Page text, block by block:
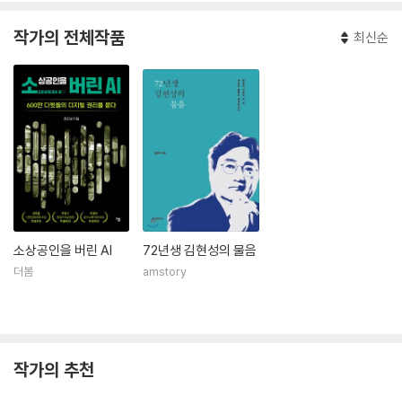
보단 부대변인, 사회혁신&사회적 경제 위원회 부위원장을 맡았고, 문재인
정부 탄생 이후 그 노고가 인정되어 추미애 당대표로부터 표창장을 받기도
했다. 현재 민주연구원 부원장이자 디지털사회혁신연구소 소장으로 활동
하며 디지털 기술 변화가 공공 문제 해결에 기여할 수 있는 솔루션을 발굴
하고 확산시키고 있다.
또한 당정청의 ‘호위어(語)사’를 자임하며 YTN, TV조선, MBN, 채널A,
평화방송 등에 패널로 출연하고 있으며, 동국대학교 핀테크 CEO최고위
과정 책임교수를 거쳐 경영전문대학원 겸임교수로 재직 중이다. 최근에는
행정안전부의 사회혁신 민관협의회 디지털사회혁신분과 위원장, 더불어
민주당 추미애 당대표 특보로 활동하고 있다. 다양한 활동들을 통해 외연
을 확장하고 있는 그는 ‘가장 많이 묻는 정치인’을 꿈꾸며 오늘도 물음의 정
치를 이야기하고 있다.
작가의 전체작품 최신순
소상공인을 버린 AI
더봄
72년생 김현성의 물음
amstory
작가의 추천